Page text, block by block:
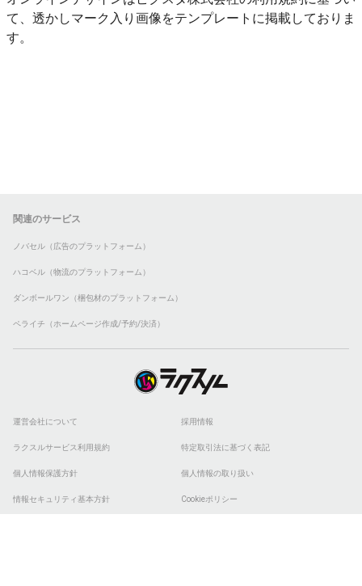
て、透かしマーク入り画像をテンプレートに掲載しておりま
す。
関連のサービス
ノバセル（広告のプラットフォーム）
ハコベル（物流のプラットフォーム）
ダンボールワン（梱包材のプラットフォーム）
ペライチ（ホームページ作成/予約/決済）
運営会社について 採用情報
ラクスルサービス利用規約 特定取引法に基づく表記
個人情報保護方針 個人情報の取り扱い
情報セキュリティ基本方針 Cookieポリシー